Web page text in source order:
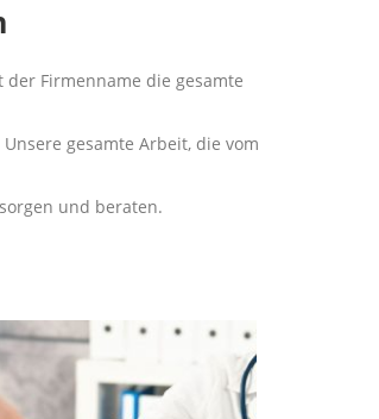
Firmenname die gesamte
gesamte Arbeit, die vom
und beraten.